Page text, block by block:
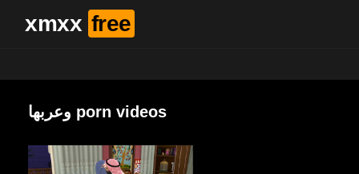
xmxx free
وعربها porn videos